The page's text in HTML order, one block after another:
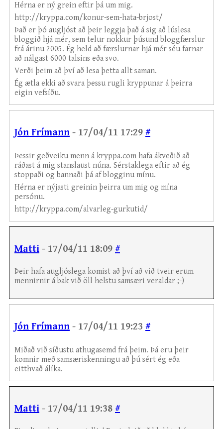
Hérna er ný grein eftir þá um mig.
http://kryppa.com/konur-sem-hata-brjost/
Það er þó augljóst að þeir leggja það á sig að lúslesa
bloggið hjá mér, sem telur nokkur þúsund bloggfærslur
frá árinu 2005. Ég held að færslurnar hjá mér séu farnar
að nálgast 6000 talsins eða svo.
Verði þeim að því að lesa þetta allt saman.
Ég ætla ekki að svara þessu rugli kryppunar á þeirra
eigin vefsíðu.
Jón Frímann - 17/04/11 17:29 #
Þessir geðveiku menn á kryppa.com hafa ákveðið að
ráðast á mig stanslaust núna. Sérstaklega eftir að ég
stoppaði og bannaði þá af blogginu mínu.
Hérna er nýjasti greinin þeirra um mig og mína
persónu.
http://kryppa.com/alvarleg-gurkutid/
Matti - 17/04/11 18:09 #
Þeir hafa augljóslega komist að því að við tveir erum
mennirnir á bak við öll helstu samsæri veraldar ;-)
Jón Frímann - 17/04/11 19:23 #
Miðað við síðustu athugasemd frá þeim. Þá eru þeir
komnir með samsæriskenningu að þú sért ég eða
eitthvað álíka.
Matti - 17/04/11 19:38 #